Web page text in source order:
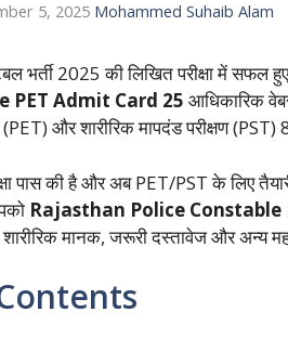
5, 2025 Mohammed Suhaib Alam
भर्ती 2025 की लिखित परीक्षा में सफल
PET Admit Card 25 आधिकारिक
(PET) और शारीरिक मापदंड परीक्षण
पास की है और अब PET/PST के लिए
Rajasthan Police Constable
शारीरिक मानक, जरूरी दस्तावेज और अन्य